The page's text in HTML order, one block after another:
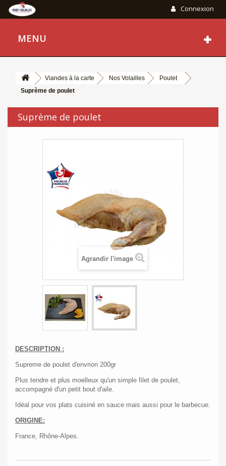
Connexion
MENU
Viandes à la carte Nos Volailles
Poulet
Suprème de poulet
Suprème de poulet
Agrandir l'image
DESCRIPTION :
Supreme de poulet d'envrion 200gr
Plus tendre et plus moelleux qu'un simple filet de poulet,
accompagné d'un petit bout d'aile.
Idéal pour vos plats cuisiné en sauce mais aussi pour le barbecue.
ORIGINE:
France, Rhône-Alpes.